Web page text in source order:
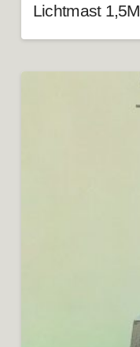
Lichtmast 1,5M